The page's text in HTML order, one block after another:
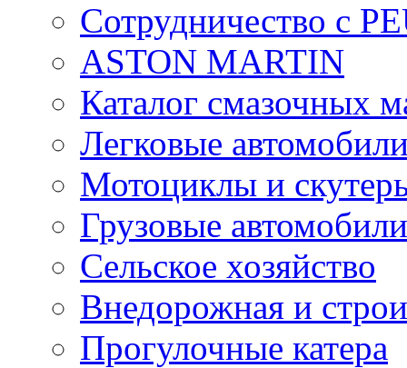
Сотрудничество с
ASTON MARTIN
Каталог смазочных
Легковые
Мотоциклы и
Грузовые автомобили
Сельское хозяйство
Внедорожная и
Прогулочные катера